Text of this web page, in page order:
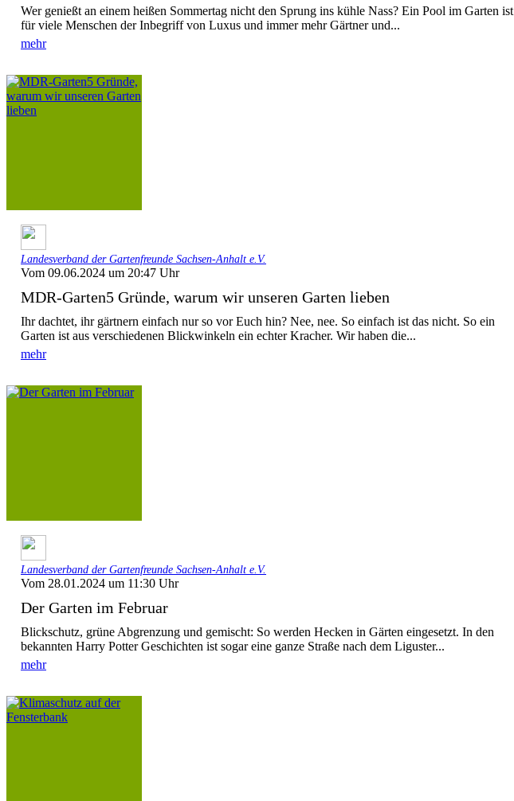
Wer genießt an einem heißen Sommertag nicht den Sprung ins kühle Nass? Ein Pool im Garten ist
für viele Menschen der Inbegriff von Luxus und immer mehr Gärtner und...
mehr
Landesverband der Gartenfreunde Sachsen-Anhalt e.V.
Vom 09.06.2024 um 20:47 Uhr
MDR-Garten5 Gründe, warum wir unseren Garten lieben
Ihr dachtet, ihr gärtnern einfach nur so vor Euch hin? Nee, nee. So einfach ist das nicht. So ein
Garten ist aus verschiedenen Blickwinkeln ein echter Kracher. Wir haben die...
mehr
Landesverband der Gartenfreunde Sachsen-Anhalt e.V.
Vom 28.01.2024 um 11:30 Uhr
Der Garten im Februar
Blickschutz, grüne Abgrenzung und gemischt: So werden Hecken in Gärten eingesetzt. In den
bekannten Harry Potter Geschichten ist sogar eine ganze Straße nach dem Liguster...
mehr